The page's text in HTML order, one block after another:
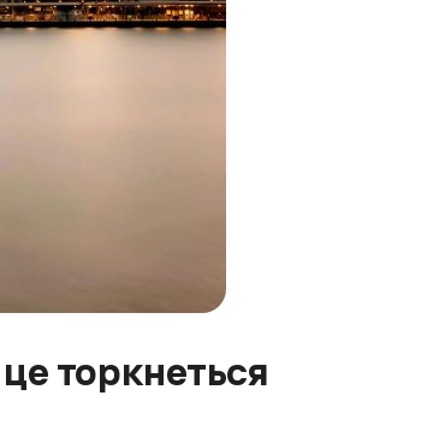
торкнеться